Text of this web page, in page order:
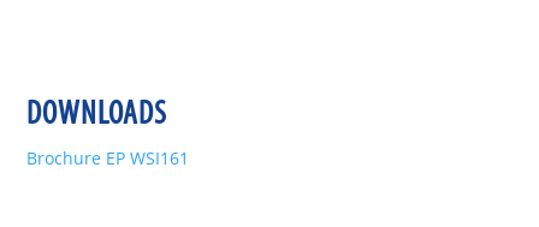
DOWNLOADS
Brochure EP WSI161